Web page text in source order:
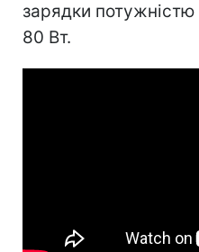
зарядки потужністю
80 Вт.